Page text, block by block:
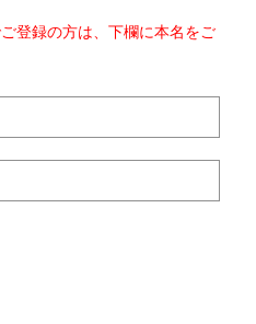
登録の方は、下欄に本名をご